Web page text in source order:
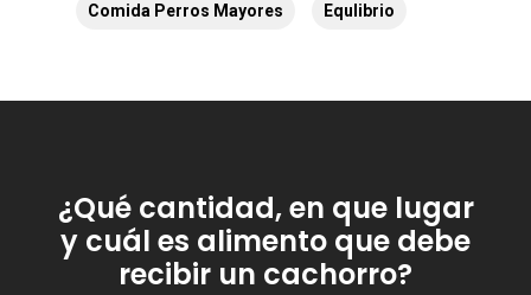
Comida Perros Mayores Equlibrio
¿Qué cantidad, en que lugar
y cuál es alimento que debe
recibir un cachorro?